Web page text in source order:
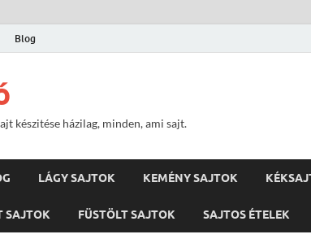
Blog
készitése házilag, minden, ami sajt.
LÁGY SAJTOK KEMÉNY SAJTOK
SAJTOK FÜSTÖLT SAJTOK SAJTOS ÉTELEK